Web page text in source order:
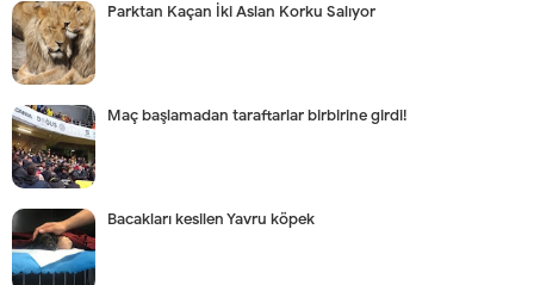
Parktan Kaçan İki Aslan Korku Salıyor
Maç başlamadan taraftarlar birbirine girdi!
Bacakları kesilen Yavru köpek